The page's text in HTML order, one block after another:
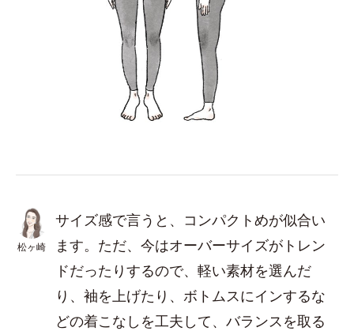
松ヶ崎
サイズ感で言うと、コンパクトめが似合い
ます。ただ、今はオーバーサイズがトレン
ドだったりするので、軽い素材を選んだ
り、袖を上げたり、ボトムスにインするな
どの着こなしを工夫して、バランスを取る